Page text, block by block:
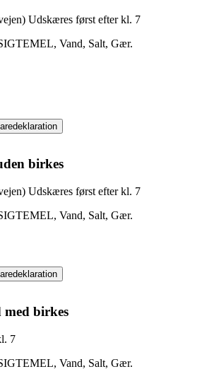
Udskæres først efter kl. 7
Vand, Salt, Gær.
birkes
Udskæres først efter kl. 7
Vand, Salt, Gær.
birkes
7
Vand, Salt, Gær.